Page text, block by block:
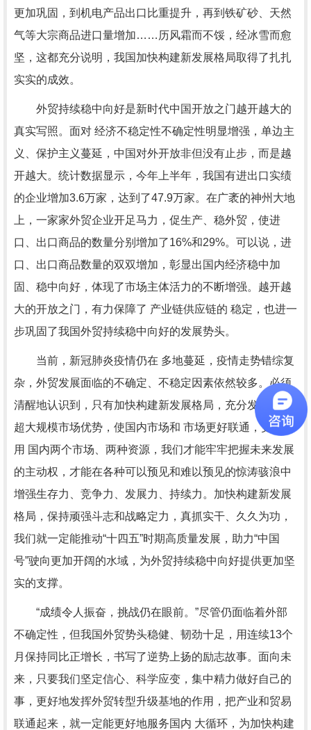
更加巩固，到机电产品出口比重提升，再到铁矿砂、天然
气等大宗商品进口量增加……历风霜而不馁，经冰雪而愈
坚，这都充分说明，我国加快构建新发展格局取得了扎扎
实实的成效。
外贸持续稳中向好是新时代中国开放之门越开越大的
真实写照。面对 经济不稳定性不确定性明显增强，单边主
义、保护主义蔓延，中国对外开放非但没有止步，而是越
开越大。统计数据显示，今年上半年，我国有进出口实绩
的企业增加3.6万家，达到了47.9万家。在广袤的神州大地
上，一家家外贸企业开足马力，促生产、稳外贸，使进
口、出口商品的数量分别增加了16%和29%。可以说，进
口、出口商品数量的双双增加，彰显出国内经济稳中加
固、稳中向好，体现了市场主体活力的不断增强。越开越
大的开放之门，有力保障了 产业链供应链的 稳定，也进一
步巩固了我国外贸持续稳中向好的发展势头。
当前，新冠肺炎疫情仍在 多地蔓延，疫情走势错综复
杂，外贸发展面临的不确定、不稳定因素依然较多。必须
清醒地认识到，只有加快构建新发展格局，充分发挥国内
超大规模市场优势，使国内市场和 市场更好联通，更好利
用 国内两个市场、两种资源，我们才能牢牢把握未来发展
的主动权，才能在各种可以预见和难以预见的惊涛骇浪中
增强生存力、竞争力、发展力、持续力。加快构建新发展
格局，保持顽强斗志和战略定力，真抓实干、久久为功，
我们就一定能推动“十四五”时期高质量发展，助力“中国
号”驶向更加开阔的水域，为外贸持续稳中向好提供更加坚
实的支撑。
“成绩令人振奋，挑战仍在眼前。”尽管仍面临着外部
不确定性，但我国外贸势头稳健、韧劲十足，用连续13个
月保持同比正增长，书写了逆势上扬的励志故事。面向未
来，只要我们坚定信心、科学应变，集中精力做好自己的
事，更好地发挥外贸转型升级基地的作用，把产业和贸易
联通起来，就一定能更好地服务国内 大循环，为加快构建